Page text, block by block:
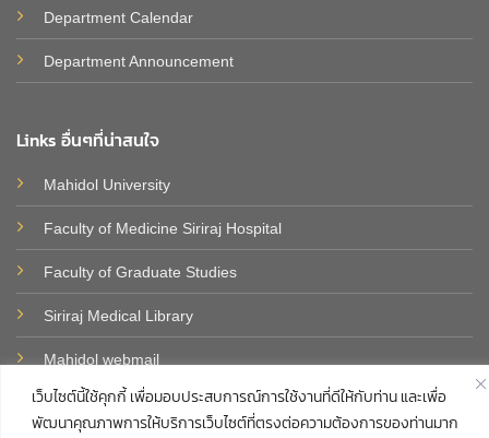
เว็บไซต์นี้ใช้คุกกี้ เพื่อมอบประสบการณ์การใช้งานที่ดีให้กับท่าน และเพื่อ
พัฒนาคุณภาพการให้บริการเว็บไซต์ที่ตรงต่อความต้องการของท่านมาก
Department Calendar
Department Announcement
Links อื่นๆที่น่าสนใจ
Mahidol University
Faculty of Medicine Siriraj Hospital
Faculty of Graduate Studies
Siriraj Medical Library
Mahidol webmail